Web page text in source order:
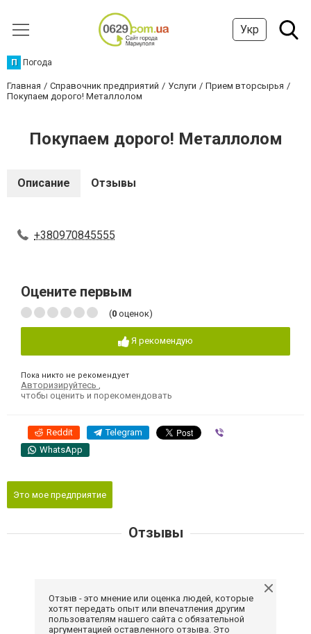
Укр
П Погода
Главная Справочник предприятий Услуги
Прием вторсырья
Покупаем дорого! Металлолом
Покупаем дорого! Металлолом
Описание Отзывы
+380970845555
Оцените первым
(0 оценок)
Я рекомендую
Пока никто не рекомендует
Авторизируйтесь
чтобы оценить и порекомендовать
Reddit Telegram
WhatsApp
Это мое предприятие
Отзывы
Отзыв - это мнение или оценка людей, которые
хотят передать опыт или впечатления другим
пользователям нашего сайта с обязательной
аргументацией оставленного отзыва. Это